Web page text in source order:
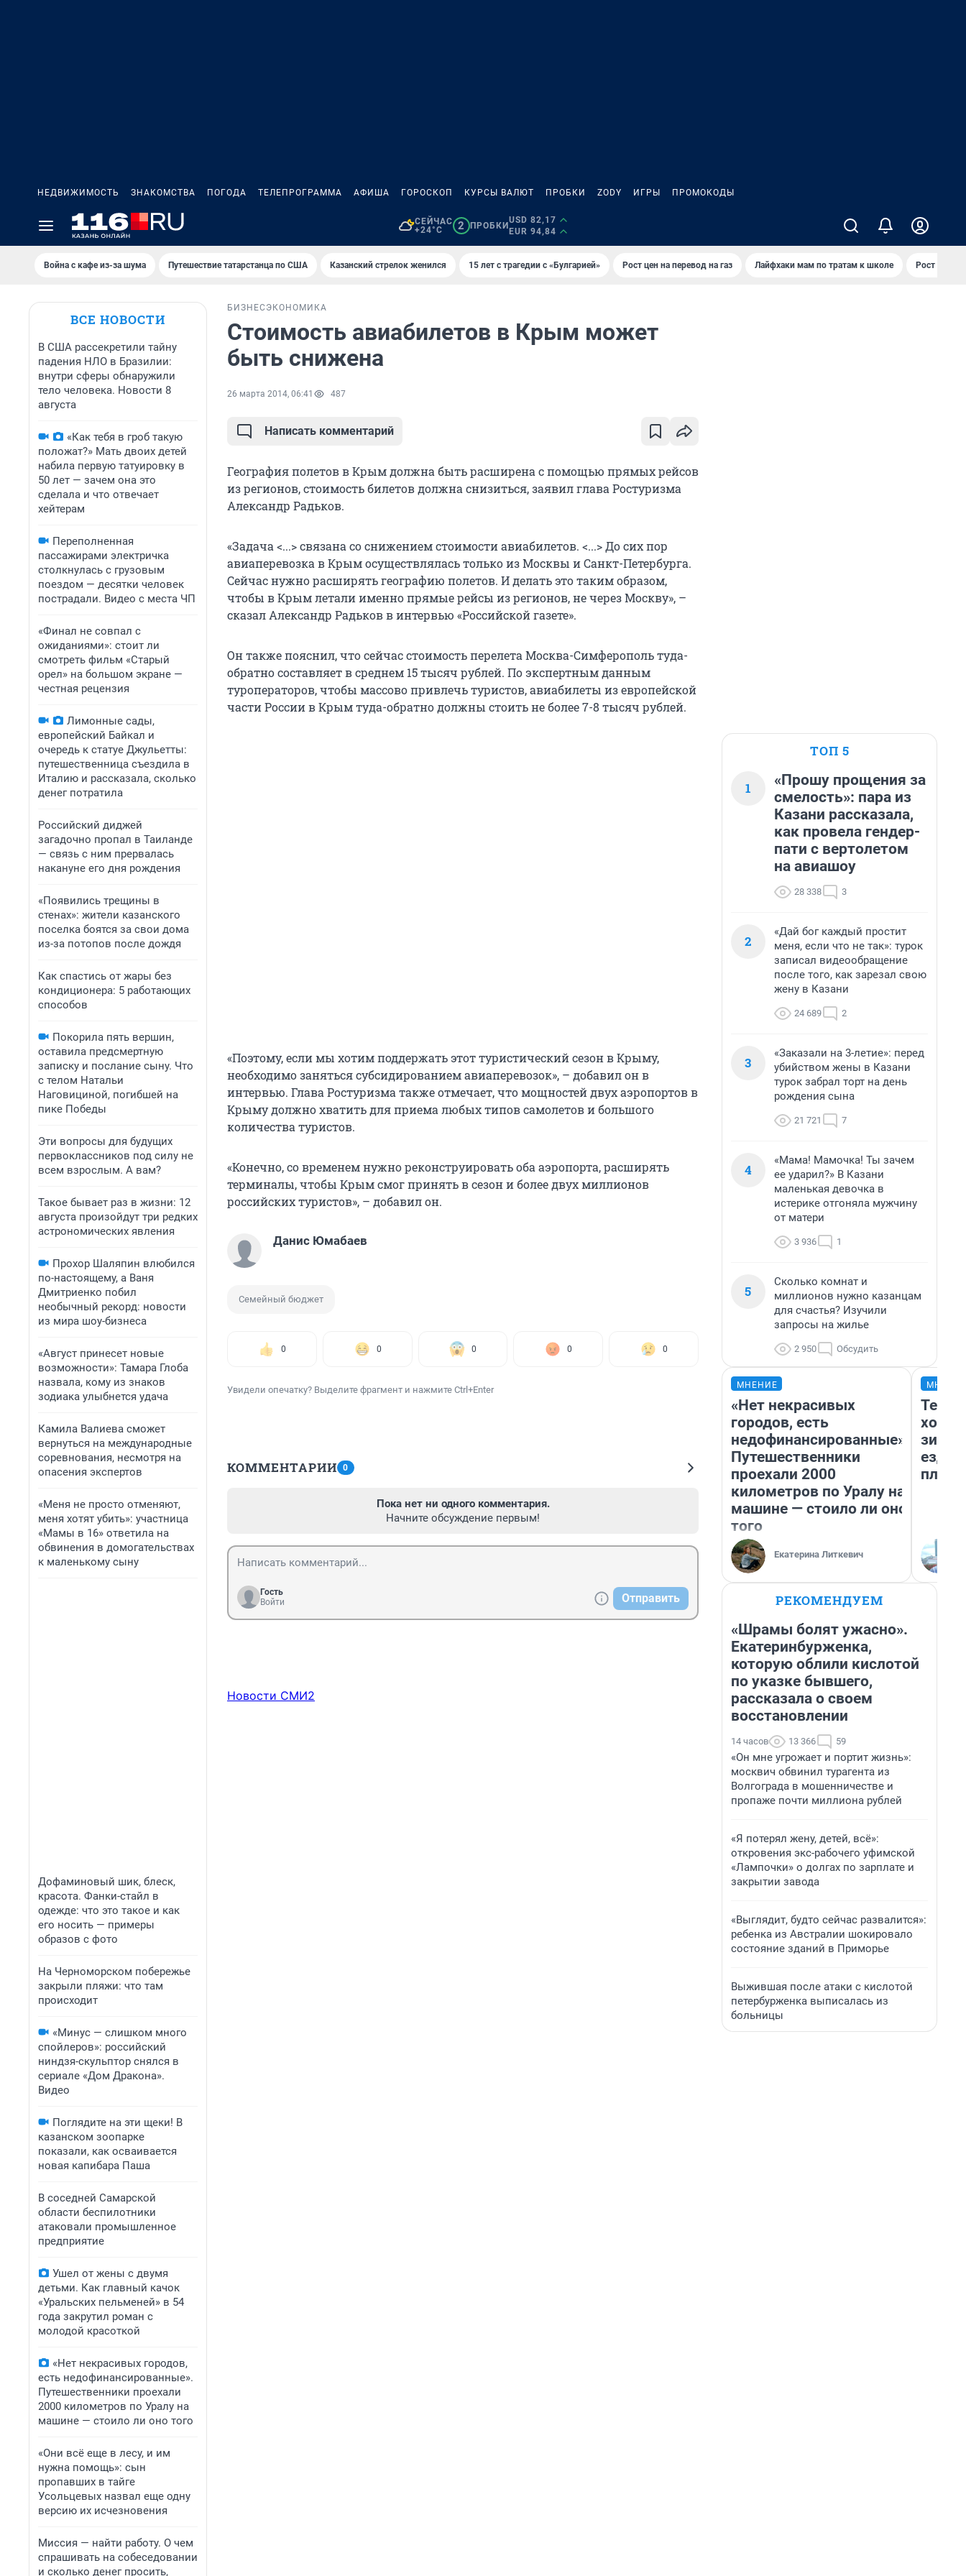
НЕДВИЖИМОСТЬ ЗНАКОМСТВА ПОГОДА ТЕЛЕПРОГРАММА АФИША ГОРОСКОП КУРСЫ ВАЛЮТ ПРОБКИ ZODY ИГРЫ ПРОМОКОДЫ
СЕЙЧАС
+24°C
2 ПРОБКИ
USD 82,17
EUR 94,84
Война с кафе из-за шума Путешествие татарстанца по США Казанский стрелок женился 15 лет с трагедии с «Булгарией» Рост цен на перевод на газ Лайфхаки мам по тратам к школе Рост цен на
ВСЕ НОВОСТИ
В США рассекретили тайну
падения НЛО в Бразилии:
внутри сферы обнаружили
тело человека. Новости 8
августа
«Как тебя в гроб такую
положат?» Мать двоих детей
набила первую татуировку в
50 лет — зачем она это
сделала и что отвечает
хейтерам
Переполненная
пассажирами электричка
столкнулась с грузовым
поездом — десятки человек
пострадали. Видео с места ЧП
«Финал не совпал с
ожиданиями»: стоит ли
смотреть фильм «Старый
орел» на большом экране —
честная рецензия
Лимонные сады,
европейский Байкал и
очередь к статуе Джульетты:
путешественница съездила в
Италию и рассказала, сколько
денег потратила
Российский диджей
загадочно пропал в Таиланде
— связь с ним прервалась
накануне его дня рождения
«Появились трещины в
стенах»: жители казанского
поселка боятся за свои дома
из-за потопов после дождя
Как спастись от жары без
кондиционера: 5 работающих
способов
Покорила пять вершин,
оставила предсмертную
записку и послание сыну. Что
с телом Натальи
Наговициной, погибшей на
пике Победы
Эти вопросы для будущих
первоклассников под силу не
всем взрослым. А вам?
Такое бывает раз в жизни: 12
августа произойдут три редких
астрономических явления
Прохор Шаляпин влюбился
по-настоящему, а Ваня
Дмитриенко побил
необычный рекорд: новости
из мира шоу-бизнеса
«Август принесет новые
возможности»: Тамара Глоба
назвала, кому из знаков
зодиака улыбнется удача
Камила Валиева сможет
вернуться на международные
соревнования, несмотря на
опасения экспертов
«Меня не просто отменяют,
меня хотят убить»: участница
«Мамы в 16» ответила на
обвинения в домогательствах
к маленькому сыну
Дофаминовый шик, блеск,
красота. Фанки-стайл в
одежде: что это такое и как
его носить — примеры
образов с фото
На Черноморском побережье
закрыли пляжи: что там
происходит
«Минус — слишком много
спойлеров»: российский
ниндзя-скульптор снялся в
сериале «Дом Дракона».
Видео
Поглядите на эти щеки! В
казанском зоопарке
показали, как осваивается
новая капибара Паша
В соседней Самарской
области беспилотники
атаковали промышленное
предприятие
Ушел от жены с двумя
детьми. Как главный качок
«Уральских пельменей» в 54
года закрутил роман с
молодой красоткой
«Нет некрасивых городов,
есть недофинансированные».
Путешественники проехали
2000 километров по Уралу на
машине — стоило ли оно того
«Они всё еще в лесу, и им
нужна помощь»: сын
пропавших в тайге
Усольцевых назвал еще одну
версию их исчезновения
Миссия — найти работу. О чем
спрашивать на собеседовании
и сколько денег просить,
БИЗНЕС ЭКОНОМИКА
Стоимость авиабилетов в Крым может
быть снижена
26 марта 2014, 06:41 487
Написать комментарий
География полетов в Крым должна быть расширена с помощью прямых рейсов
из регионов, стоимость билетов должна снизиться, заявил глава Ростуризма
Александр Радьков.
«Задача <...> связана со снижением стоимости авиабилетов. <...> До сих пор
авиаперевозка в Крым осуществлялась только из Москвы и Санкт-Петербурга.
Сейчас нужно расширять географию полетов. И делать это таким образом,
чтобы в Крым летали именно прямые рейсы из регионов, не через Москву», –
сказал Александр Радьков в интервью «Российской газете».
Он также пояснил, что сейчас стоимость перелета Москва-Симферополь туда-
обратно составляет в среднем 15 тысяч рублей. По экспертным данным
туроператоров, чтобы массово привлечь туристов, авиабилеты из европейской
части России в Крым туда-обратно должны стоить не более 7-8 тысяч рублей.
«Поэтому, если мы хотим поддержать этот туристический сезон в Крыму,
необходимо заняться субсидированием авиаперевозок», – добавил он в
интервью. Глава Ростуризма также отмечает, что мощностей двух аэропортов в
Крыму должно хватить для приема любых типов самолетов и большого
количества туристов.
«Конечно, со временем нужно реконструировать оба аэропорта, расширять
терминалы, чтобы Крым смог принять в сезон и более двух миллионов
российских туристов», – добавил он.
Данис Юмабаев
Семейный бюджет
0 0 0 0 0
Увидели опечатку? Выделите фрагмент и нажмите Ctrl+Enter
КОММЕНТАРИИ 0
Пока нет ни одного комментария.
Начните обсуждение первым!
Гость
Войти
Отправить
Новости СМИ2
ТОП 5
1
«Прошу прощения за
смелость»: пара из
Казани рассказала,
как провела гендер-
пати с вертолетом
на авиашоу
28 338 3
2
«Дай бог каждый простит
меня, если что не так»: турок
записал видеообращение
после того, как зарезал свою
жену в Казани
24 689 2
3
«Заказали на 3-летие»: перед
убийством жены в Казани
турок забрал торт на день
рождения сына
21 721 7
4
«Мама! Мамочка! Ты зачем
ее ударил?» В Казани
маленькая девочка в
истерике отгоняла мужчину
от матери
3 936 1
5
Сколько комнат и
миллионов нужно казанцам
для счастья? Изучили
запросы на жилье
2 950 Обсудить
МНЕНИЕ
«Нет некрасивых
городов, есть
недофинансированные».
Путешественники
проехали 2000
километров по Уралу на
машине — стоило ли оно
того
Екатерина Литкевич
ездит
РЕКОМЕНДУЕМ
«Шрамы болят ужасно».
Екатеринбурженка,
которую облили кислотой
по указке бывшего,
рассказала о своем
восстановлении
14 часов 13 366 59
«Он мне угрожает и портит жизнь»:
москвич обвинил турагента из
Волгограда в мошенничестве и
пропаже почти миллиона рублей
«Я потерял жену, детей, всё»:
откровения экс-рабочего уфимской
«Лампочки» о долгах по зарплате и
закрытии завода
«Выглядит, будто сейчас развалится»:
ребенка из Австралии шокировало
состояние зданий в Приморье
Выжившая после атаки с кислотой
петербурженка выписалась из
больницы